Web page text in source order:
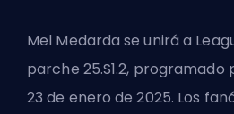
Mel Medarda se unirá a
parche 25.S1.2, programado
23 de enero de 2025. Los